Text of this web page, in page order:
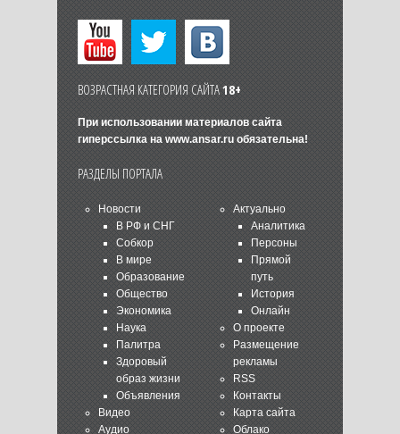
ВОЗРАСТНАЯ КАТЕГОРИЯ САЙТА18+
При использовании материалов сайта
гиперссылка на www.ansar.ruобязательна!
РАЗДЕЛЫ ПОРТАЛА
Новости
В РФ и СНГ
Собкор
В мире
Образование
Общество
Экономика
Наука
Палитра
Здоровый
образ жизни
Объявления
Видео
Аудио
Актуально
Аналитика
Персоны
Прямой
путь
История
Онлайн
О проекте
Размещение
рекламы
RSS
Контакты
Карта сайта
Облако